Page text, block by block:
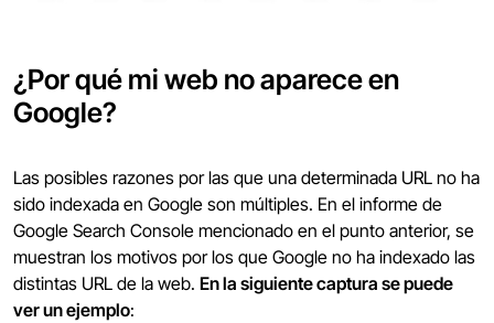
¿Por qué mi web no aparece en
Google?
Las posibles razones por las que una determinada URL no ha
sido indexada en Google son múltiples. En el informe de
Google Search Console mencionado en el punto anterior, se
muestran los motivos por los que Google no ha indexado las
distintas URL de la web. En la siguiente captura se puede
ver un ejemplo: